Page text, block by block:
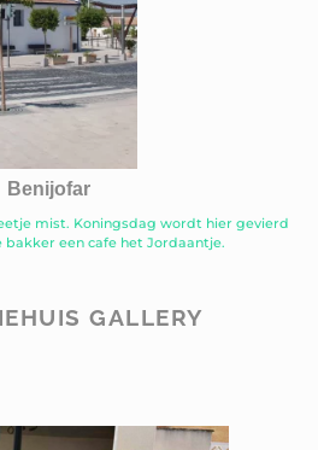
Benijofar
mist. Koningsdag wordt hier gevierd
bakker een cafe het Jordaantje.
GALLERY